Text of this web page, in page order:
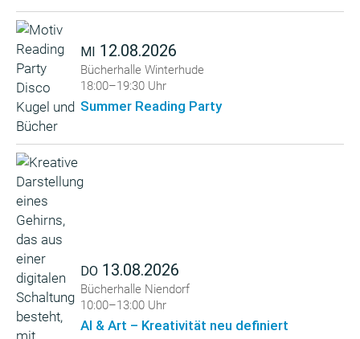
MI 12.08.2026
Bücherhalle Winterhude
18:00–19:30 Uhr
Summer Reading Party
DO 13.08.2026
Bücherhalle Niendorf
10:00–13:00 Uhr
AI & Art – Kreativität neu definiert